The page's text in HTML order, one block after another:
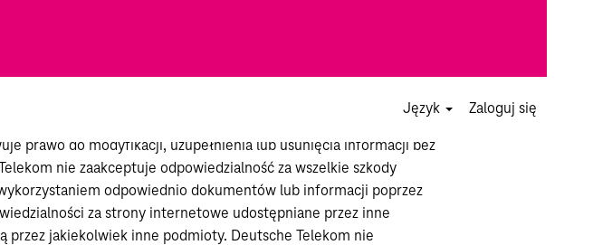
Język Zaloguj się
wszelkich informacji znajdujących się na tej stronie. Dotyczy
prawo do modyfikacji, uzupełnienia lub usunięcia informacji bez
nie zaakceptuje odpowiedzialność za wszelkie szkody
odpowiednio dokumentów lub informacji poprzez
za strony internetowe udostępniane przez inne
jakiekolwiek inne podmioty. Deutsche Telekom nie